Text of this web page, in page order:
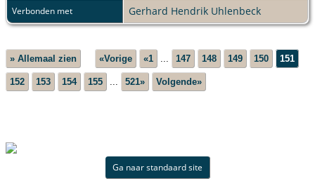
Verbonden met Gerhard Hendrik Uhlenbeck
» Allemaal zien «Vorige «1 147 148 149 150 151
152 153 154 155 521» Volgende»
Ga naar standaard site